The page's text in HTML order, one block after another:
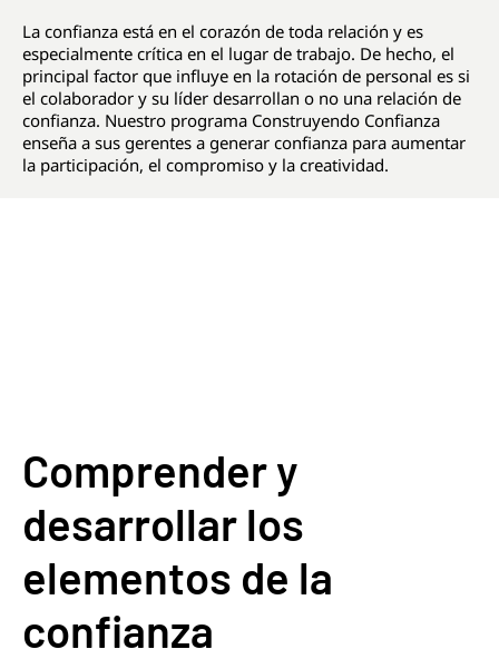
La confianza está en el corazón de toda relación y es
especialmente crítica en el lugar de trabajo. De hecho, el
principal factor que influye en la rotación de personal es si
el colaborador y su líder desarrollan o no una relación de
confianza. Nuestro programa Construyendo Confianza
enseña a sus gerentes a generar confianza para aumentar
la participación, el compromiso y la creatividad.
Comprender y
desarrollar los
elementos de la
confianza